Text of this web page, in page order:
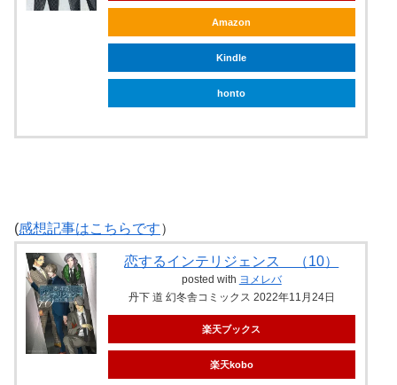
Amazon
Kindle
honto
(感想記事はこちらです）
恋するインテリジェンス （10）
posted with ヨメレバ
丹下 道 幻冬舎コミックス 2022年11月24日
楽天ブックス
楽天kobo